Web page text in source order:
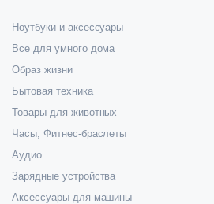
Ноутбуки и аксессуары
Все для умного дома
Образ жизни
Бытовая техника
Товары для животных
Часы, Фитнес-браслеты
Аудио
Зарядные устройства
Аксессуары для машины